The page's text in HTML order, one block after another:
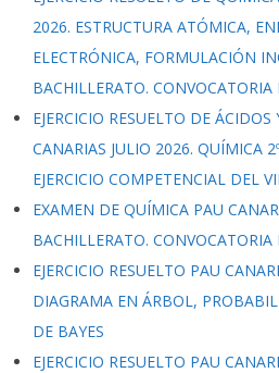
2026. ESTRUCTURA ATÓMICA,
ELECTRÓNICA, FORMULACIÓN
BACHILLERATO. CONVOCATORIA
EJERCICIO RESUELTO DE
CANARIAS JULIO 2026. QUÍMICA
EJERCICIO COMPETENCIAL DEL
EXAMEN DE QUÍMICA PAU
BACHILLERATO. CONVOCATORIA
EJERCICIO RESUELTO PAU
DIAGRAMA EN ÁRBOL,
DE BAYES
EJERCICIO RESUELTO PAU